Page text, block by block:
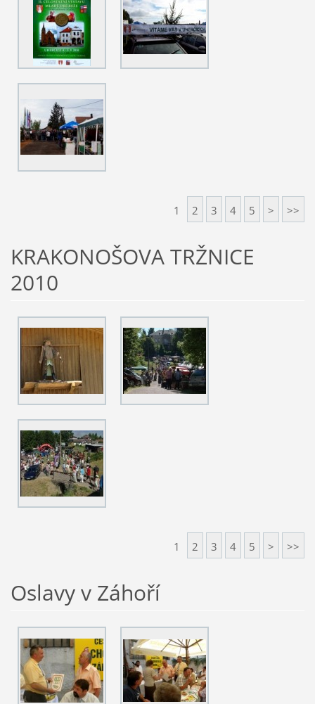
1 2 3 4 5 > >>
KRAKONOŠOVA TRŽNICE
2010
1 2 3 4 5 > >>
Oslavy v Záhoří